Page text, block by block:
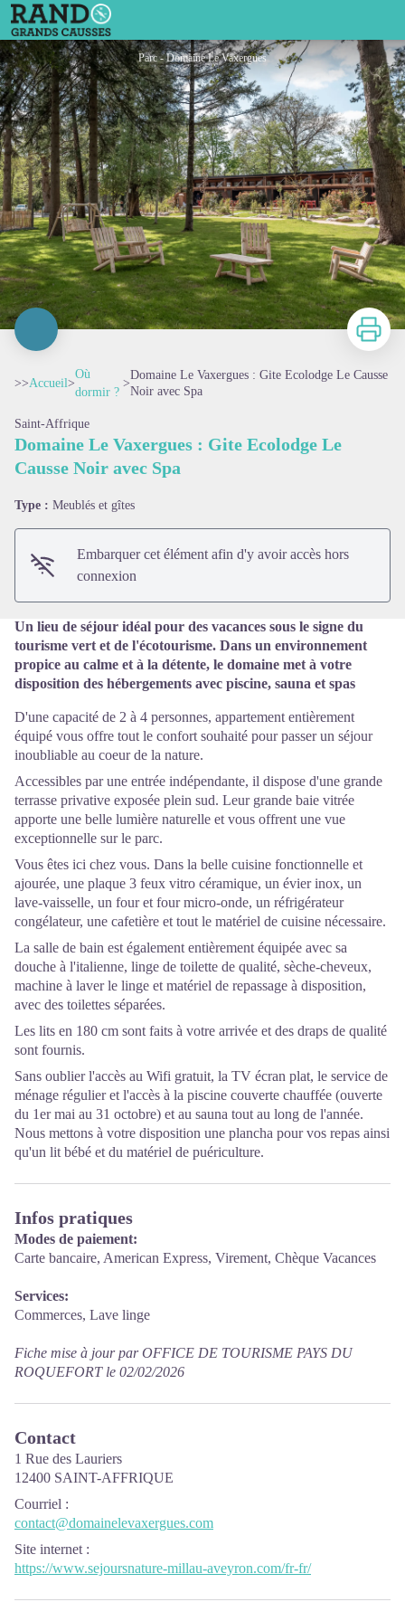
Domaine Le Vaxergues : Gite Ecolodge Le Causse Noir avec Spa
Parc - Domaine Le Vaxergues
Imprimer
>>Accueil>
Où
dormir ?
>
Domaine Le Vaxergues : Gite Ecolodge Le Causse
Noir avec Spa
Saint-Affrique
Domaine Le Vaxergues : Gite Ecolodge Le
Causse Noir avec Spa
Type : Meublés et gîtes
Embarquer cet élément afin d'y avoir accès hors
connexion
Un lieu de séjour idéal pour des vacances sous le signe du
tourisme vert et de l'écotourisme. Dans un environnement
propice au calme et à la détente, le domaine met à votre
disposition des hébergements avec piscine, sauna et spas
D'une capacité de 2 à 4 personnes, appartement entièrement
équipé vous offre tout le confort souhaité pour passer un séjour
inoubliable au coeur de la nature.
Accessibles par une entrée indépendante, il dispose d'une grande
terrasse privative exposée plein sud. Leur grande baie vitrée
apporte une belle lumière naturelle et vous offrent une vue
exceptionnelle sur le parc.
Vous êtes ici chez vous. Dans la belle cuisine fonctionnelle et
ajourée, une plaque 3 feux vitro céramique, un évier inox, un
lave-vaisselle, un four et four micro-onde, un réfrigérateur
congélateur, une cafetière et tout le matériel de cuisine nécessaire.
La salle de bain est également entièrement équipée avec sa
douche à l'italienne, linge de toilette de qualité, sèche-cheveux,
machine à laver le linge et matériel de repassage à disposition,
avec des toilettes séparées.
Les lits en 180 cm sont faits à votre arrivée et des draps de qualité
sont fournis.
Sans oublier l'accès au Wifi gratuit, la TV écran plat, le service de
ménage régulier et l'accès à la piscine couverte chauffée (ouverte
du 1er mai au 31 octobre) et au sauna tout au long de l'année.
Nous mettons à votre disposition une plancha pour vos repas ainsi
qu'un lit bébé et du matériel de puériculture.
Infos pratiques
Modes de paiement:
Carte bancaire, American Express, Virement, Chèque Vacances
Services:
Commerces, Lave linge
Fiche mise à jour par OFFICE DE TOURISME PAYS DU
ROQUEFORT le 02/02/2026
Contact
1 Rue des Lauriers
12400 SAINT-AFFRIQUE
Courriel :
contact@domainelevaxergues.com
Site internet :
https://www.sejoursnature-millau-aveyron.com/fr-fr/